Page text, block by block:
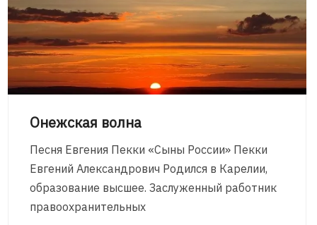
Онежская волна
Песня Евгения Пекки «Сыны России» Пекки
Евгений Александрович Родился в Карелии,
образование высшее. Заслуженный работник
правоохранительных